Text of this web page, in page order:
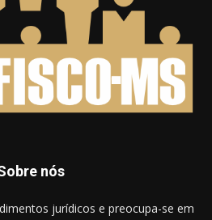
nós
jurídicos e preocupa-se em